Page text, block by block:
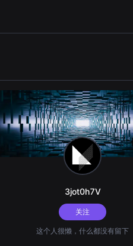
3jot0h7V
关注
这个人很懒，什么都没有留下